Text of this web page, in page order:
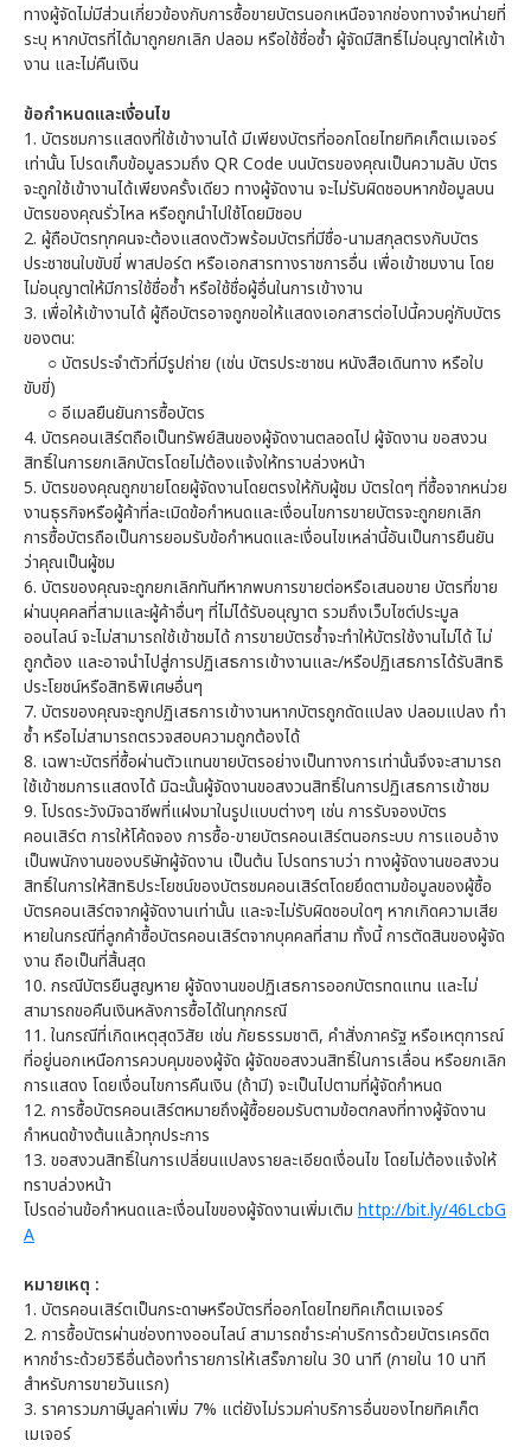
ทางผู้จัดไม่มีส่วนเกี่ยวข้องกับการซื้อขายบัตรนอกเหนือจากช่องทางจำหน่ายที่
ระบุ หากบัตรที่ได้มาถูกยกเลิก ปลอม หรือใช้ชื่อซ้ำ ผู้จัดมีสิทธิ์ไม่อนุญาตให้เข้า
งาน และไม่คืนเงิน
ข้อกำหนดและเงื่อนไข
1. บัตรชมการแสดงที่ใช้เข้างานได้ มีเพียงบัตรที่ออกโดยไทยทิคเก็ตเมเจอร์
เท่านั้น โปรดเก็บข้อมูลรวมถึง QR Code บนบัตรของคุณเป็นความลับ บัตร
จะถูกใช้เข้างานได้เพียงครั้งเดียว ทางผู้จัดงาน จะไม่รับผิดชอบหากข้อมูลบน
บัตรของคุณรั่วไหล หรือถูกนำไปใช้โดยมิชอบ
2. ผู้ถือบัตรทุกคนจะต้องแสดงตัวพร้อมบัตรที่มีชื่อ-นามสกุลตรงกับบัตร
ประชาชนใบขับขี่ พาสปอร์ต หรือเอกสารทางราชการอื่น เพื่อเข้าชมงาน โดย
ไม่อนุญาตให้มีการใช้ชื่อซ้ำ หรือใช้ชื่อผู้อื่นในการเข้างาน
3. เพื่อให้เข้างานได้ ผู้ถือบัตรอาจถูกขอให้แสดงเอกสารต่อไปนี้ควบคู่กับบัตร
ของตน:
○บัตรประจำตัวที่มีรูปถ่าย (เช่น บัตรประชาชน หนังสือเดินทาง หรือใบ
ขับขี่)
○อีเมลยืนยันการซื้อบัตร
4. บัตรคอนเสิร์ตถือเป็นทรัพย์สินของผู้จัดงานตลอดไป ผู้จัดงาน ขอสงวน
สิทธิ์ในการยกเลิกบัตรโดยไม่ต้องแจ้งให้ทราบล่วงหน้า
5. บัตรของคุณถูกขายโดยผู้จัดงานโดยตรงให้กับผู้ชม บัตรใดๆ ที่ซื้อจากหน่วย
งานธุรกิจหรือผู้ค้าที่ละเมิดข้อกำหนดและเงื่อนไขการขายบัตรจะถูกยกเลิก
การซื้อบัตรถือเป็นการยอมรับข้อกำหนดและเงื่อนไขเหล่านี้อันเป็นการยืนยัน
ว่าคุณเป็นผู้ชม
6. บัตรของคุณจะถูกยกเลิกทันทีหากพบการขายต่อหรือเสนอขาย บัตรที่ขาย
ผ่านบุคคลที่สามและผู้ค้าอื่นๆ ที่ไม่ได้รับอนุญาต รวมถึงเว็บไซต์ประมูล
ออนไลน์ จะไม่สามารถใช้เข้าชมได้ การขายบัตรซ้ำจะทำให้บัตรใช้งานไม่ได้ ไม่
ถูกต้อง และอาจนำไปสู่การปฏิเสธการเข้างานและ/หรือปฏิเสธการได้รับสิทธิ
ประโยชน์หรือสิทธิพิเศษอื่นๆ
7. บัตรของคุณจะถูกปฏิเสธการเข้างานหากบัตรถูกดัดแปลง ปลอมแปลง ทำ
ซ้ำ หรือไม่สามารถตรวจสอบความถูกต้องได้
8. เฉพาะบัตรที่ซื้อผ่านตัวแทนขายบัตรอย่างเป็นทางการเท่านั้นจึงจะสามารถ
ใช้เข้าชมการแสดงได้ มิฉะนั้นผู้จัดงานขอสงวนสิทธิ์ในการปฏิเสธการเข้าชม
9. โปรดระวังมิจฉาชีพที่แฝงมาในรูปแบบต่างๆ เช่น การรับจองบัตร
คอนเสิร์ต การให้โค้ดจอง การซื้อ-ขายบัตรคอนเสิร์ตนอกระบบ การแอบอ้าง
เป็นพนักงานของบริษัทผู้จัดงาน เป็นต้น โปรดทราบว่า ทางผู้จัดงานขอสงวน
สิทธิ์ในการให้สิทธิประโยชน์ของบัตรชมคอนเสิร์ตโดยยึดตามข้อมูลของผู้ซื้อ
บัตรคอนเสิร์ตจากผู้จัดงานเท่านั้น และจะไม่รับผิดชอบใดๆ หากเกิดความเสีย
หายในกรณีที่ลูกค้าซื้อบัตรคอนเสิร์ตจากบุคคลที่สาม ทั้งนี้ การตัดสินของผู้จัด
งาน ถือเป็นที่สิ้นสุด
10. กรณีบัตรยืนสูญหาย ผู้จัดงานขอปฏิเสธการออกบัตรทดแทน และไม่
สามารถขอคืนเงินหลังการซื้อได้ในทุกกรณี
11. ในกรณีที่เกิดเหตุสุดวิสัย เช่น ภัยธรรมชาติ, คำสั่งภาครัฐ หรือเหตุการณ์
ที่อยู่นอกเหนือการควบคุมของผู้จัด ผู้จัดขอสงวนสิทธิ์ในการเลื่อน หรือยกเลิก
การแสดง โดยเงื่อนไขการคืนเงิน (ถ้ามี) จะเป็นไปตามที่ผู้จัดกำหนด
12. การซื้อบัตรคอนเสิร์ตหมายถึงผู้ซื้อยอมรับตามข้อตกลงที่ทางผู้จัดงาน
กำหนดข้างต้นแล้วทุกประการ
13. ขอสงวนสิทธิ์ในการเปลี่ยนแปลงรายละเอียดเงื่อนไข โดยไม่ต้องแจ้งให้
ทราบล่วงหน้า
โปรดอ่านข้อกำหนดและเงื่อนไขของผู้จัดงานเพิ่มเติม http://bit.ly/46LcbG
A
หมายเหตุ :
1. บัตรคอนเสิร์ตเป็นกระดาษหรือบัตรที่ออกโดยไทยทิคเก็ตเมเจอร์
2. การซื้อบัตรผ่านช่องทางออนไลน์ สามารถชำระค่าบริการด้วยบัตรเครดิต
หากชำระด้วยวิธีอื่นต้องทำรายการให้เสร็จภายใน 30 นาที (ภายใน 10 นาที
สำหรับการขายวันแรก)
3. ราคารวมภาษีมูลค่าเพิ่ม 7% แต่ยังไม่รวมค่าบริการอื่นของไทยทิคเก็ต
เมเจอร์